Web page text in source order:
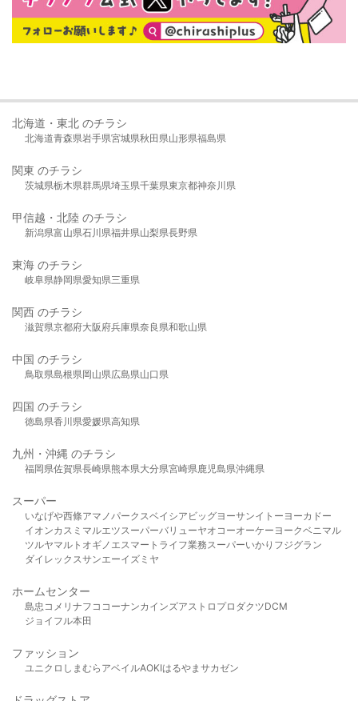
北海道・東北 のチラシ
北海道青森県岩手県宮城県秋田県山形県福島県
関東 のチラシ
茨城県栃木県群馬県埼玉県千葉県東京都神奈川県
甲信越・北陸 のチラシ
新潟県富山県石川県福井県山梨県長野県
東海 のチラシ
岐阜県静岡県愛知県三重県
関西 のチラシ
滋賀県京都府大阪府兵庫県奈良県和歌山県
中国 のチラシ
鳥取県島根県岡山県広島県山口県
四国 のチラシ
徳島県香川県愛媛県高知県
九州・沖縄 のチラシ
福岡県佐賀県長崎県熊本県大分県宮崎県鹿児島県沖縄県
スーパー
いなげや西條アマノパークスベイシア ビッグヨーサンイトーヨーカドー
イオンカスミ マルエツスーパーバリューヤオコーオーケー ヨークベニマル
ツルヤマルト オギノ エスマート ライフ業務スーパーいかり フジグラン
ダイレックスサンエーイズミヤ
ホームセンター
島忠 コメリ ナフコ コーナンカインズアストロプロダクツDCM
ジョイフル本田
ファッション
ユニクロ しまむら アベイルAOKIはるやま サカゼン